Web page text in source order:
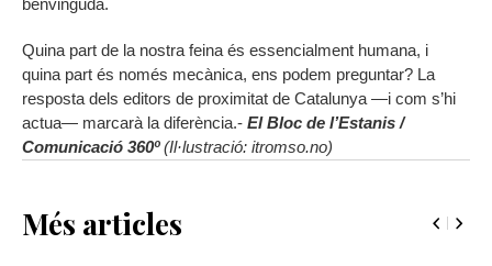
benvinguda.
Quina part de la nostra feina és essencialment humana, i
quina part és només mecànica, ens podem preguntar? La
resposta dels editors de proximitat de Catalunya —i com s’hi
actua— marcarà la diferència.- El Bloc de l’Estanis /
Comunicació 360º(Il·lustració: itromso.no)
Més articles